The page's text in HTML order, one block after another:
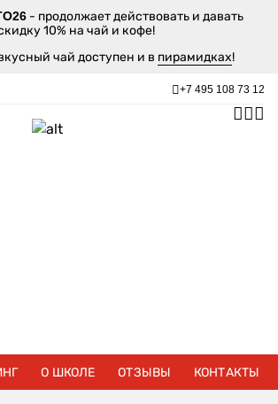
- продолжает действовать и давать
10% на чай и кофе!
чай доступен и в пирамидках!
+7 495 108 73 12
О ШКОЛЕ ОТЗЫВЫ КОНТАКТЫ